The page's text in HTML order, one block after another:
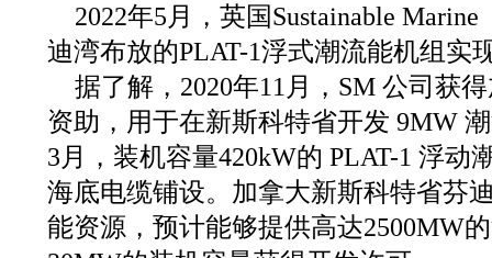
2022年5月，英国Sustainable
迪湾布放的PLAT-1浮式潮流能机组实
据了解，2020年11月，SM 公司获
资助，用于在新斯科特省开发 9MW
3月，装机容量420kW的 PLAT-1 浮动
海底电缆铺设。加拿大新斯科特省芬
能资源，预计能够提供高达2500MW